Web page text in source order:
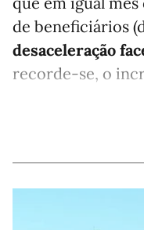
de beneficiários
desaceleração
recorde-se, o